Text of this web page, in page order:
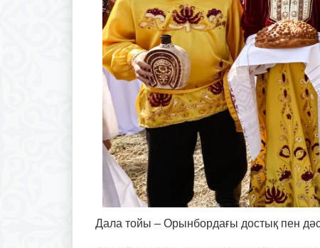
Дала тойы – Орынбордағы достық пен